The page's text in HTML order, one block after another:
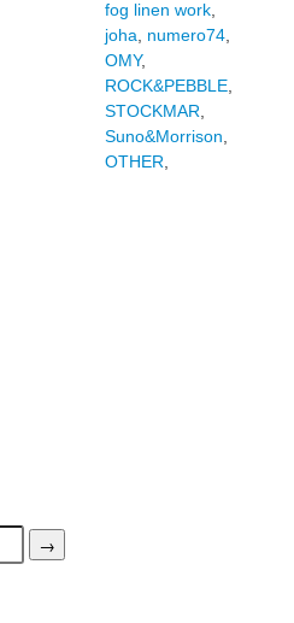
fog linen work,
joha
numero74,
OMY,
ROCK&PEBBLE,
STOCKMAR
Suno&Morrison
OTHER